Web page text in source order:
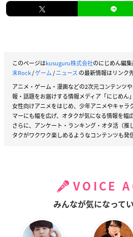
このページはkusuguru株式会社のにじめん編
末Rock/ゲーム/ニュース の最新情報はリンク
アニメ・ゲーム・漫画などの2次元コンテンツ
報・話題をお届けする情報メディア「にじめん」
女性向けアニメをはじめ、少年アニメやキャラ
マーにも幅を広げ、オタクが気になる情報を幅
さらに、アンケート・ランキング・オタ活（推
タクがワクワク楽しめるようなコンテンツも発
VOICE
みんなが気になって